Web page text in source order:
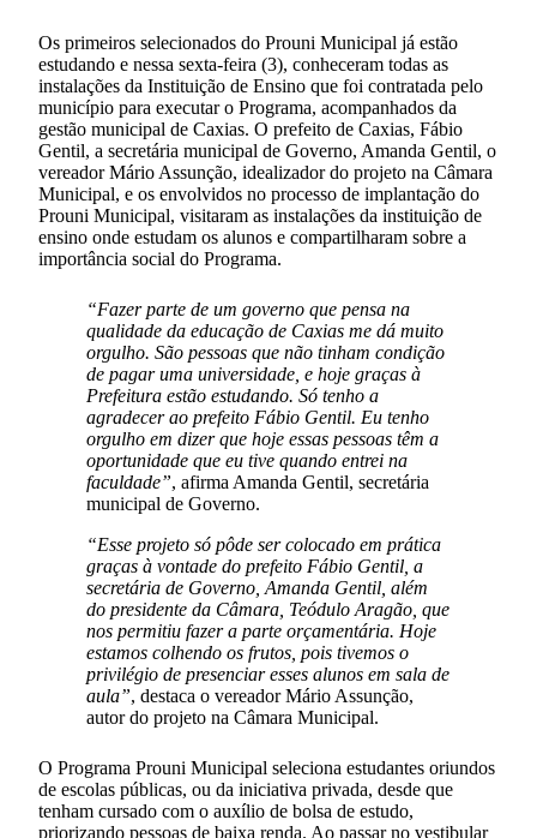
Os primeiros selecionados do Prouni Municipal já estão
estudando e nessa sexta-feira (3), conheceram todas as
instalações da Instituição de Ensino que foi contratada pelo
município para executar o Programa, acompanhados da
gestão municipal de Caxias. O prefeito de Caxias, Fábio
Gentil, a secretária municipal de Governo, Amanda Gentil, o
vereador Mário Assunção, idealizador do projeto na Câmara
Municipal, e os envolvidos no processo de implantação do
Prouni Municipal, visitaram as instalações da instituição de
ensino onde estudam os alunos e compartilharam sobre a
importância social do Programa.
“Fazer parte de um governo que pensa na
qualidade da educação de Caxias me dá muito
orgulho. São pessoas que não tinham condição
de pagar uma universidade, e hoje graças à
Prefeitura estão estudando. Só tenho a
agradecer ao prefeito Fábio Gentil. Eu tenho
orgulho em dizer que hoje essas pessoas têm a
oportunidade que eu tive quando entrei na
faculdade”, afirma Amanda Gentil, secretária
municipal de Governo.
“Esse projeto só pôde ser colocado em prática
graças à vontade do prefeito Fábio Gentil, a
secretária de Governo, Amanda Gentil, além
do presidente da Câmara, Teódulo Aragão, que
nos permitiu fazer a parte orçamentária. Hoje
estamos colhendo os frutos, pois tivemos o
privilégio de presenciar esses alunos em sala de
aula”, destaca o vereador Mário Assunção,
autor do projeto na Câmara Municipal.
O Programa Prouni Municipal seleciona estudantes oriundos
de escolas públicas, ou da iniciativa privada, desde que
tenham cursado com o auxílio de bolsa de estudo,
priorizando pessoas de baixa renda. Ao passar no vestibular